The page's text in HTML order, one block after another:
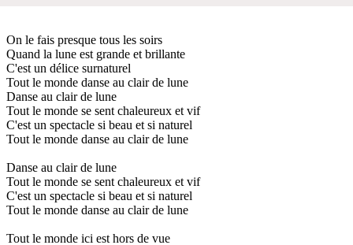
On le fais presque tous les soirs
Quand la lune est grande et brillante
C'est un délice surnaturel
Tout le monde danse au clair de lune
Danse au clair de lune
Tout le monde se sent chaleureux et vif
C'est un spectacle si beau et si naturel
Tout le monde danse au clair de lune
Danse au clair de lune
Tout le monde se sent chaleureux et vif
C'est un spectacle si beau et si naturel
Tout le monde danse au clair de lune
Tout le monde ici est hors de vue